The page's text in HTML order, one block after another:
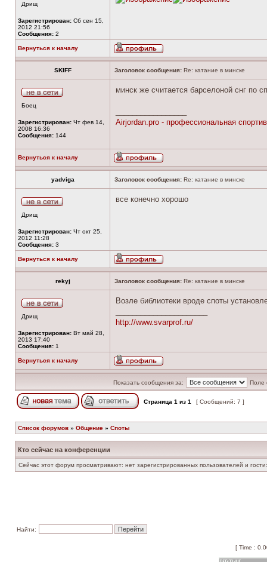
Дрищ
Зарегистрирован: Сб сен 15,
2012 21:56
Сообщения: 2
Вернуться к началу
SKIFF Заголовок сообщения: Re: катание в минске
Боец
Зарегистрирован: Чт фев 14,
2008 16:36
Сообщения: 144
минск же считается барселоной снг по
Airjordan.pro - профессиональная
Вернуться к началу
yadviga Заголовок сообщения: Re: катание в минске
Дрищ
Зарегистрирован: Чт окт 25,
2012 11:28
Сообщения: 3
все конечно хорошо
Вернуться к началу
rekyj Заголовок сообщения: Re: катание в минске
Дрищ
Зарегистрирован: Вт май 28,
2013 17:40
Сообщения: 1
Возле библиотеки вроде споты
http://www.svarprof.ru/
Вернуться к началу
Показать сообщения за: Поле
Страница 1 из 1 [ Сообщений: 7 ]
Список форумов » Общение » Споты
Кто сейчас на конференции
Сейчас этот форум просматривают: нет зарегистрированных пользователей и
Найти:
[ Time :